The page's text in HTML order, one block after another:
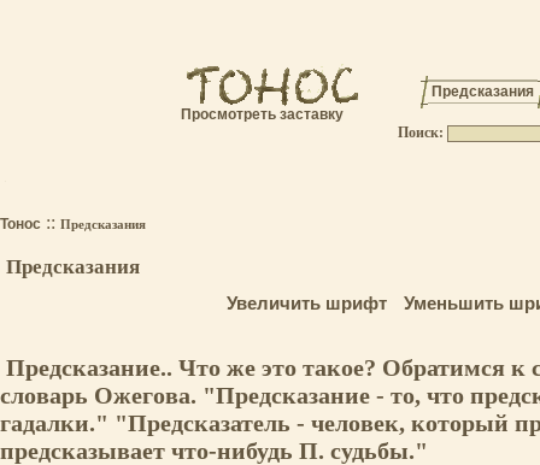
Предсказания
Поиск:
Тонос :: Предсказания
Предсказания
Увеличить шрифт Уменьшить
Предсказание.. Что же это такое? Обратимся
словарь Ожегова. "Предсказание - то, что
гадалки." "Предсказатель - человек, который
предсказывает что-нибудь П. судьбы."
Просмотреть заставку